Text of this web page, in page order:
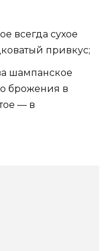
всегда сухое
привкус;
шампанское
брожения в
— в